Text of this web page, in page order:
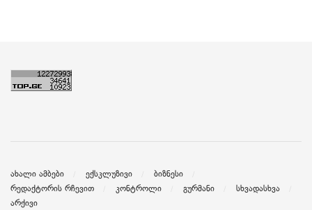
ახალი ამბები ექსკლუზივი
ბიზნესი
რედაქტორის რჩევით
კონტროლი გურმანი
სხვადასხვა
არქივი